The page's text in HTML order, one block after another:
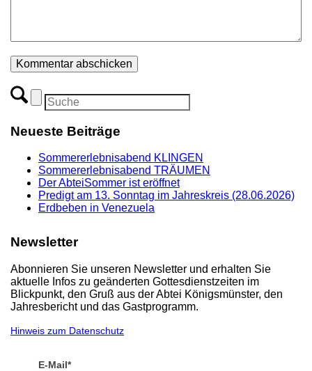
Neueste Beiträge
Sommererlebnisabend KLINGEN
Sommererlebnisabend TRÄUMEN
Der AbteiSommer ist eröffnet
Predigt am 13. Sonntag im Jahreskreis (28.06.2026)
Erdbeben in Venezuela
Newsletter
Abonnieren Sie unseren Newsletter und erhalten Sie
aktuelle Infos zu geänderten Gottesdienstzeiten im
Blickpunkt, den Gruß aus der Abtei Königsmünster, den
Jahresbericht und das Gastprogramm.
Hinweis zum Datenschutz
E-Mail*